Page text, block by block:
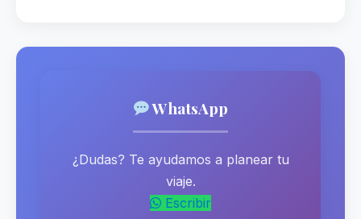
WhatsApp
¿Dudas? Te ayudamos a planear tu
viaje.
Escribir